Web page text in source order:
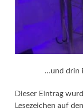
…und drin
Dieser Eintrag
Lesezeichen auf den